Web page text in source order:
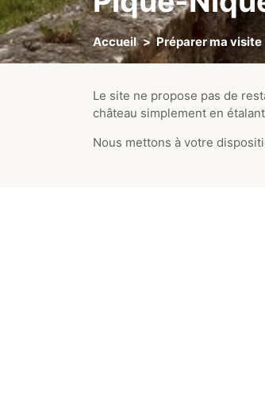
Accueil Préparer ma visite
Le site ne propose pas de
château simplement en
Nous mettons à votre